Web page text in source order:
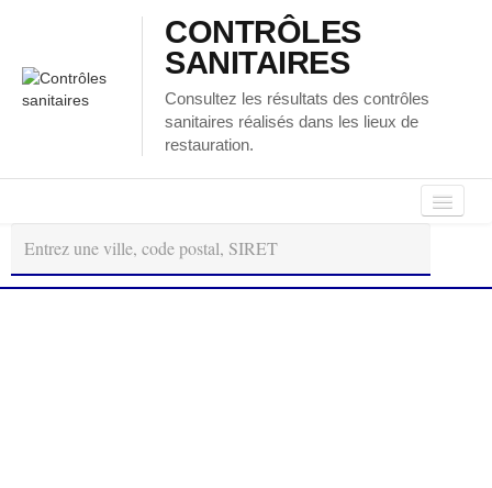
CONTRÔLES
SANITAIRES
Consultez les résultats des contrôles
sanitaires réalisés dans les lieux de
restauration.
Autour
de
moi
Régions